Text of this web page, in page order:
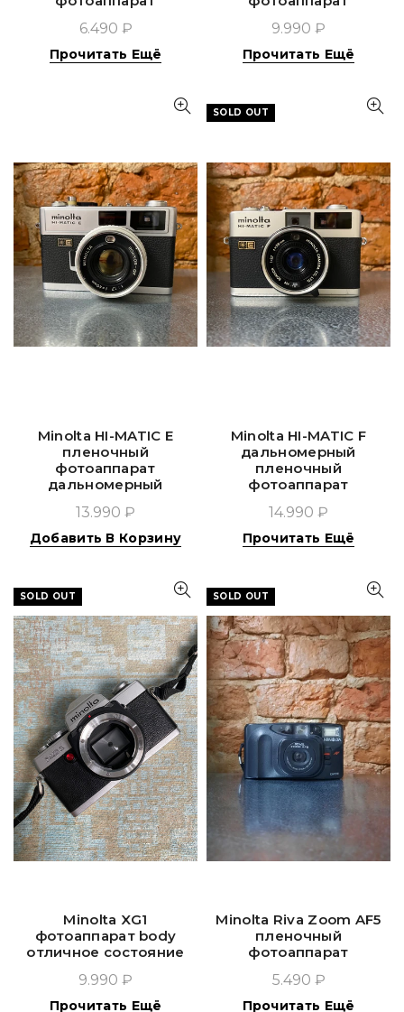
6.490 ₽
Прочитать Ещё
9.990 ₽
Прочитать Ещё
Minolta HI-MATIC E
пленочный
фотоаппарат
дальномерный
13.990 ₽
Добавить В Корзину
SOLD OUT
Minolta HI-MATIC F
дальномерный
пленочный
фотоаппарат
14.990 ₽
Прочитать Ещё
SOLD OUT
Minolta XG1
фотоаппарат body
отличное состояние
9.990 ₽
Прочитать Ещё
SOLD OUT
Minolta Riva Zoom AF5
пленочный
фотоаппарат
5.490 ₽
Прочитать Ещё